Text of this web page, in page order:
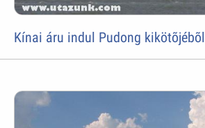
Kínai áru indul Pudong kikötõjébõl